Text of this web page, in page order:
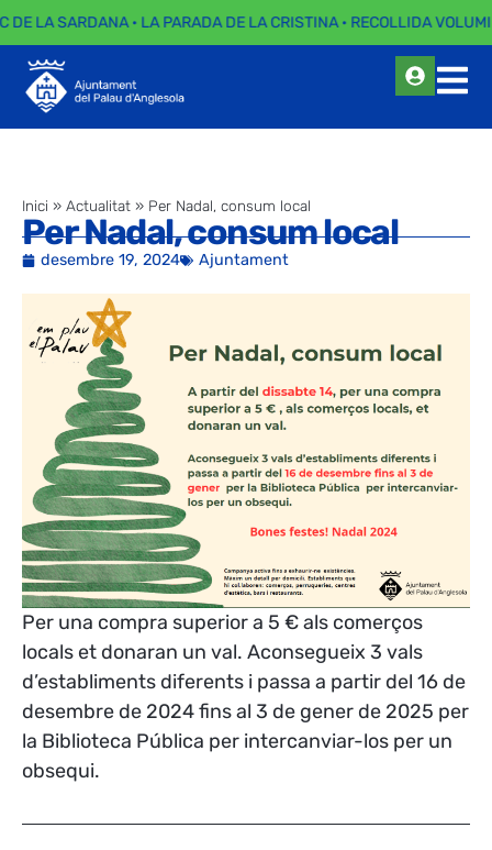
DE LA SARDANA · LA PARADA DE LA CRISTINA · RECOLLIDA
Inici » Actualitat » Per Nadal, consum local
Per Nadal, consum local
desembre 19, 2024 Ajuntament
Per una compra superior a 5 € als comerços
locals et donaran un val. Aconsegueix 3 vals
d’establiments diferents i passa a partir del 16 de
desembre de 2024 fins al 3 de gener de 2025 per
la Biblioteca Pública per intercanviar-los per un
obsequi.